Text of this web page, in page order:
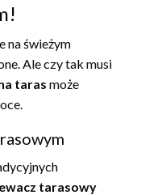
na świeżym
Ale czy tak musi
taras może
tarasowy